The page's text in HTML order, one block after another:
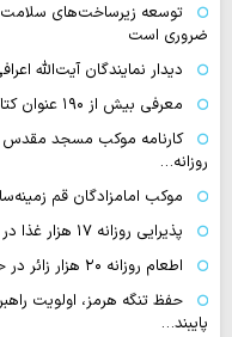
توسعه زیرساخت‌های
ضروری است
دیدار نمایندگان آیت‌الله
معرفی بیش از ۱۹۰ عنوان کتاب اربعینی در نورلایب
روزانه…
موکب امامزادگان قم
پذیرایی روزانه ۱۷ هزار غذا در موکب امامزادگان قم
اطعام روزانه ۲۰ هزار زائر در حرم بانوی کرامت تا پایان ماه صفر
حفظ تنگه هرمز، اولویت
پایبند…